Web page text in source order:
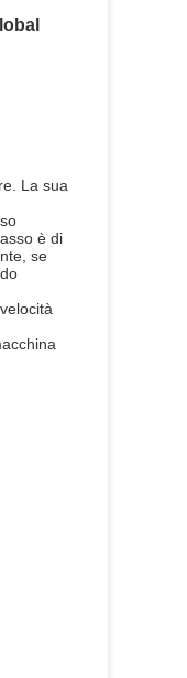
La sua
è di
se